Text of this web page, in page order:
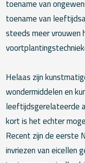
toename van
toename van
steeds meer
Helaas zijn
wondermiddelen en
leeftijdsgerelateerde
kort is het echter
Recent zijn de eerste
invriezen van eicellen